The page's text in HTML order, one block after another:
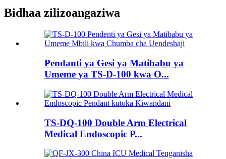
Bidhaa zilizoangaziwa
Pendanti ya Gesi ya Matibabu ya
Umeme ya TS-D-100 kwa O...
TS-DQ-100 Double Arm Electrical
Medical Endoscopic P...